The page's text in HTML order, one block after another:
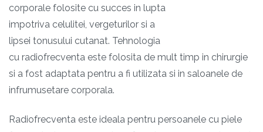
corporale folosite cu succes in lupta
impotriva celulitei, vergeturilor si a
lipsei tonusului cutanat. Tehnologia
cu radiofrecventa este folosita de mult timp in chirurgie
si a fost adaptata pentru a fi utilizata si in saloanele de
infrumusetare corporala.
Radiofrecventa este ideala pentru persoanele cu piele